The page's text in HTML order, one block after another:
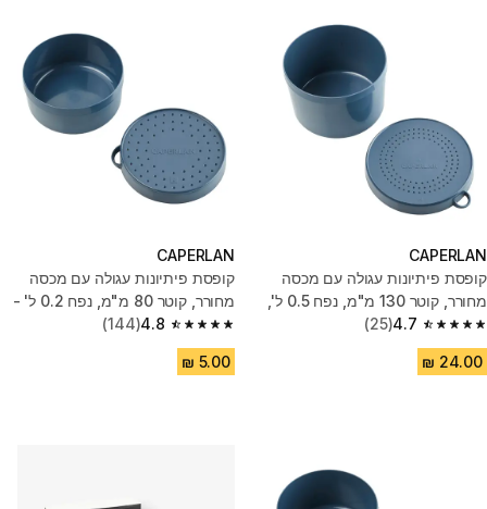
CAPERLAN
קופסת פיתיונות עגולה עם מכסה
מחורר, קוטר 130 מ"מ, נפח 0.5 ל',
דגם LVB 1L - כחול
4.7
4.7 out of 5 stars from 25 reviews
(25)
CAPERLAN
קופסת פיתיונות עגולה עם מכסה
מחורר, קוטר 80 מ"מ, ‏נפח 0.2 ל' -
כחול
4.8
4.8 out of 5 stars from 144 reviews
(144)